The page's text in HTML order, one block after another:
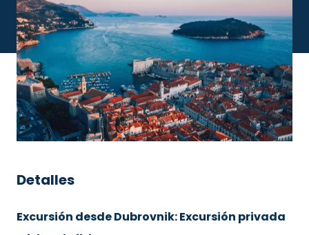
Detalles
Excursión desde Dubrovnik: Excursión privada